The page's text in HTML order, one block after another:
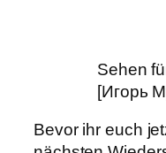
Sehen
[Игорь
Bevor ihr euch